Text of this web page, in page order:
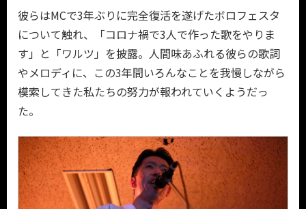
彼らはMCで3年ぶりに完全復活を遂げたボロフェスタ
について触れ、「コロナ禍で3人で作った歌をやりま
す」と「ワルツ」を披露。人間味あふれる彼らの歌詞
やメロディに、この3年間いろんなことを我慢しながら
模索してきた私たちの努力が報われていくようだっ
た。